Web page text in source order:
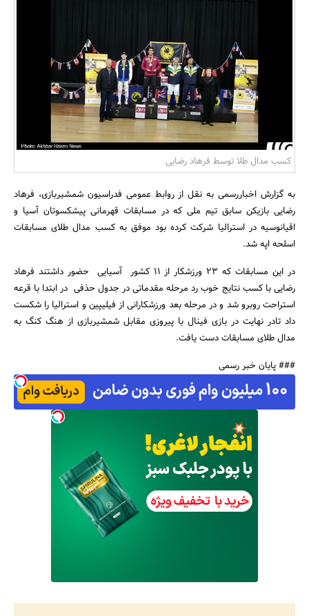
مسکن و ساختمان
کسب مدال طلا توسط فرهاد رضایی
به گزارش اخباررسمی به نقل از روابط عمومی فدراسیون شمشیربازی، فرهاد
رضایی بازیکن سابق تیم ملی که در مسابقات قهرمانی پیشکسوتان آسیا و
اقیانوسیه در استرالیا شرکت کرده بود موفق به کسب مدال طلای مسابقات
اسلحه اپه شد.
در این مسابقات که 23 ورزشکار از 11 کشور آسیایی حضور داشتند فرهاد
رضایی با کسب نتایج خوب رد مرحله مقدماتی در جدول حذفی در ابتدا با قرعه
استراحت روبرو شد و در مرحله بعد ورزشکارانی از فیلیپین و استرالیا را شکست
داد تادر نهایت در بازی فینال با پیروزی مقابل شمشیربازی از هنگ کنگ به
مدال طلای مسابقات دست یافت.
### پایان خبر رسمی